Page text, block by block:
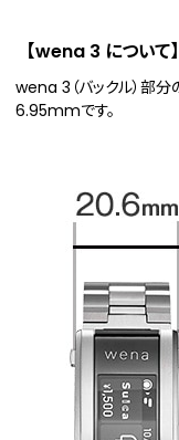
【wena 3 について】
wena 3（バックル）部
6.95mmです。